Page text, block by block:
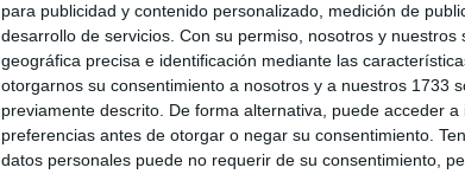
para publicidad y contenido personalizado, medición de
desarrollo de servicios. Con su permiso, nosotros y nuestros
geográfica precisa e identificación mediante las
otorgarnos su consentimiento a nosotros y a nuestros 1733
previamente descrito. De forma alternativa, puede acceder
preferencias antes de otorgar o negar su consentimiento.
datos personales puede no requerir de su consentimiento,